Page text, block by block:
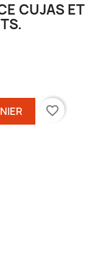
CUJAS ET
favorite_border